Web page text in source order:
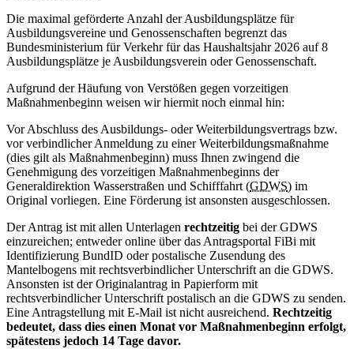
Die maximal geförderte Anzahl der Ausbildungsplätze für
Ausbildungsvereine und Genossenschaften begrenzt das
Bundesministerium für Verkehr für das Haushaltsjahr 2026 auf 8
Ausbildungsplätze je Ausbildungsverein oder Genossenschaft.
Aufgrund der Häufung von Verstößen gegen vorzeitigen
Maßnahmenbeginn weisen wir hiermit noch einmal hin:
Vor Abschluss des Ausbildungs- oder Weiterbildungsvertrags bzw.
vor verbindlicher Anmeldung zu einer Weiterbildungsmaßnahme
(dies gilt als Maßnahmenbeginn) muss Ihnen zwingend die
Genehmigung des vorzeitigen Maßnahmenbeginns der
Generaldirektion Wasserstraßen und Schifffahrt (GDWS) im
Original vorliegen. Eine Förderung ist ansonsten ausgeschlossen.
Der Antrag ist mit allen Unterlagen rechtzeitig bei der GDWS
einzureichen; entweder online über das Antragsportal FiBi mit
Identifizierung BundID oder postalische Zusendung des
Mantelbogens mit rechtsverbindlicher Unterschrift an die GDWS.
Ansonsten ist der Originalantrag in Papierform mit
rechtsverbindlicher Unterschrift postalisch an die GDWS zu senden.
Eine Antragstellung mit E-Mail ist nicht ausreichend. Rechtzeitig
bedeutet, dass dies einen Monat vor Maßnahmenbeginn erfolgt,
spätestens jedoch 14 Tage davor.